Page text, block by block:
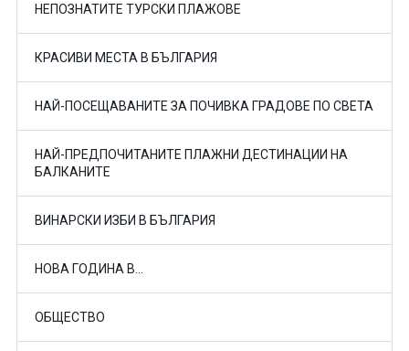
НЕПОЗНАТИТЕ ТУРСКИ ПЛАЖОВЕ
КРАСИВИ МЕСТА В БЪЛГАРИЯ
НАЙ-ПОСЕЩАВАНИТЕ ЗА ПОЧИВКА ГРАДОВЕ ПО СВЕТА
НАЙ-ПРЕДПОЧИТАНИТЕ ПЛАЖНИ ДЕСТИНАЦИИ НА
БАЛКАНИТЕ
ВИНАРСКИ ИЗБИ В БЪЛГАРИЯ
НОВА ГОДИНА В...
ОБЩЕСТВО